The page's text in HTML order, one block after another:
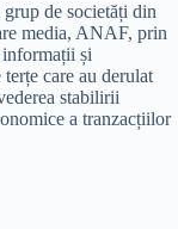
de societăți din
media, ANAF, prin
și
care au derulat
stabilirii
a tranzacțiilor